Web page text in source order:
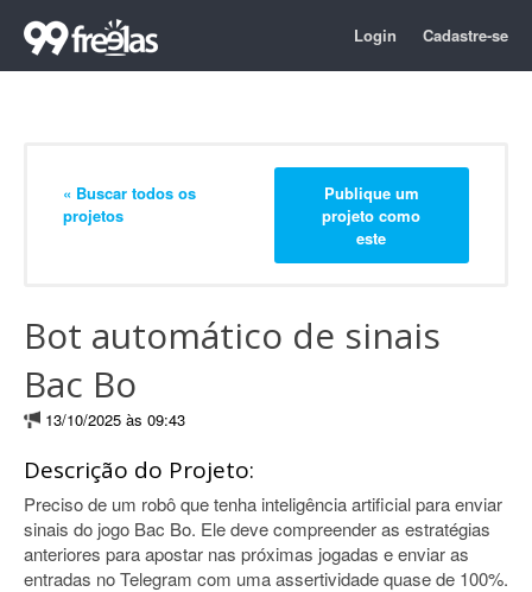
Login Cadastre-se
« Buscar todos os
projetos
Publique um
projeto como
este
Bot automático de sinais
Bac Bo
13/10/2025 às 09:43
Descrição do Projeto:
Preciso de um robô que tenha inteligência artificial para enviar
sinais do jogo Bac Bo. Ele deve compreender as estratégias
anteriores para apostar nas próximas jogadas e enviar as
entradas no Telegram com uma assertividade quase de 100%.